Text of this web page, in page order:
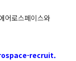
어로스페이스와
recruit.